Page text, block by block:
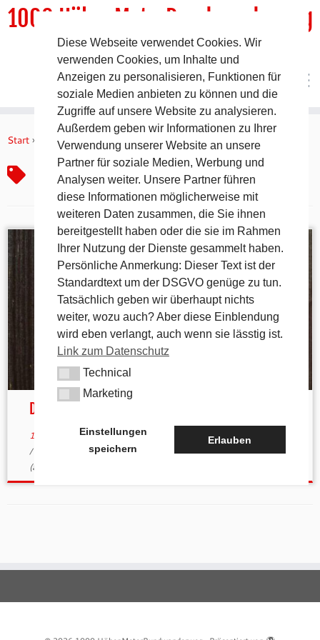
Inhalt
1000 HöhenMeterRundwanderweg
DER Rundwanderweg um Pommelsbrunn
Start » App-Store
App-Store
Das Wegezeichen „1000hmr.de“
16. Mai 2012inAllgemeinverschlagwortet App-Store
/
iTunes/Smartphone Website/Wegezeichenvontk
(aktualisiert am
Diese Webseite verwendet Cookies. Wir
verwenden Cookies, um Inhalte und
Anzeigen zu personalisieren, Funktionen für
soziale Medien anbieten zu können und die
Zugriffe auf unsere Website zu analysieren.
Außerdem geben wir Informationen zu Ihrer
Verwendung unserer Website an unsere
Partner für soziale Medien, Werbung und
Analysen weiter. Unsere Partner führen
diese Informationen möglicherweise mit
weiteren Daten zusammen, die Sie ihnen
bereitgestellt haben oder die sie im Rahmen
Ihrer Nutzung der Dienste gesammelt haben.
Persönliche Anmerkung: Dieser Text ist der
Standardtext um der DSGVO genüge zu tun.
Tatsächlich geben wir überhaupt nichts
weiter, wozu auch? Aber diese Einblendung
wird eben verlangt, auch wenn sie lässtig ist.
Link zum Datenschutz
TechnicalTechnical
MarketingMarketing
Einstellungen
speichern
Erlauben